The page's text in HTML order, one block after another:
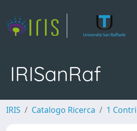
IRISanRaf
IRIS Catalogo Ricerca 1